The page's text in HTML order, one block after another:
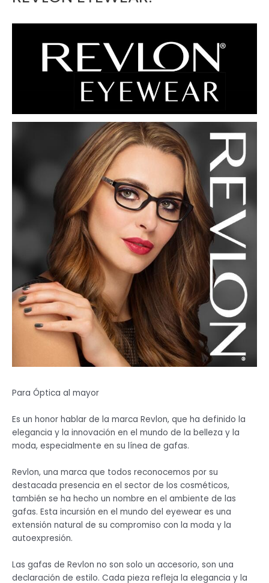
Para Óptica al mayor
Es un honor hablar de la marca Revlon, que ha definido la
elegancia y la innovación en el mundo de la belleza y la
moda, especialmente en su línea de gafas.
Revlon, una marca que todos reconocemos por su
destacada presencia en el sector de los cosméticos,
también se ha hecho un nombre en el ambiente de las
gafas. Esta incursión en el mundo del eyewear es una
extensión natural de su compromiso con la moda y la
autoexpresión.
Las gafas de Revlon no son solo un accesorio, son una
declaración de estilo. Cada pieza refleja la elegancia y la